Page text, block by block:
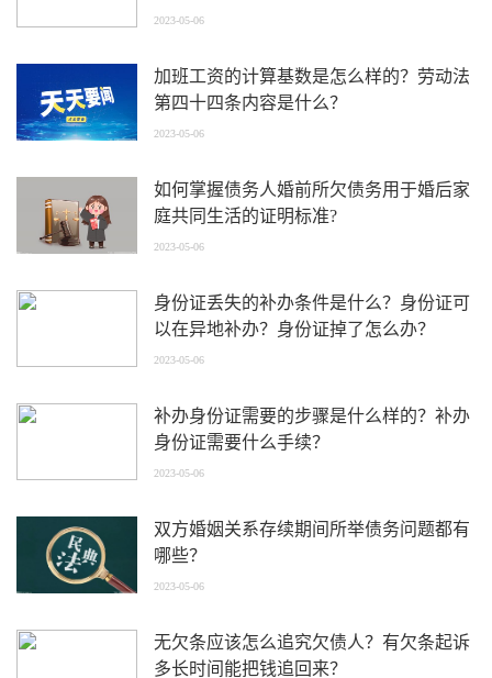
2023-05-06
加班工资的计算基数是怎么样的？劳动法
第四十四条内容是什么？
2023-05-06
如何掌握债务人婚前所欠债务用于婚后家
庭共同生活的证明标准?
2023-05-06
身份证丢失的补办条件是什么？身份证可
以在异地补办？身份证掉了怎么办？
2023-05-06
补办身份证需要的步骤是什么样的？补办
身份证需要什么手续？
2023-05-06
双方婚姻关系存续期间所举债务问题都有
哪些？
2023-05-06
无欠条应该怎么追究欠债人？有欠条起诉
多长时间能把钱追回来？